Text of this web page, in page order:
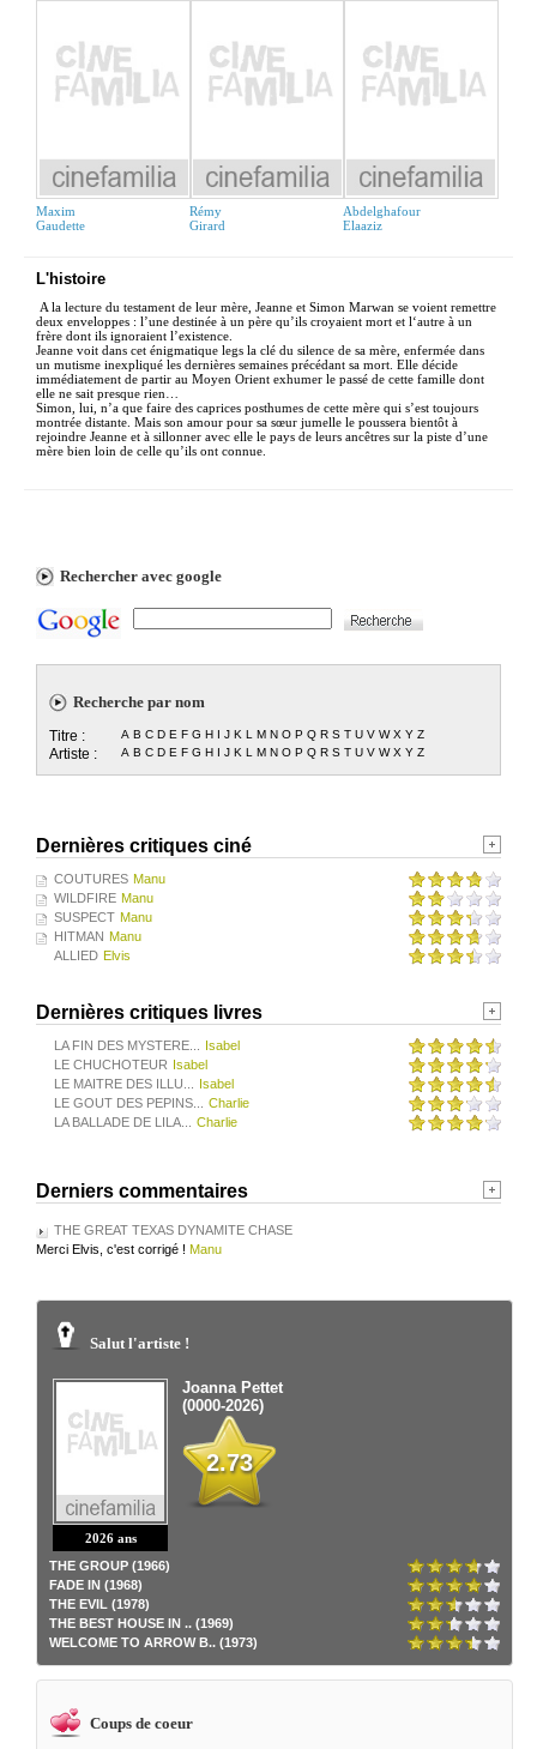
Maxim
Gaudette
Rémy
Girard
Abdelghafour
Elaaziz
L'histoire
A la lecture du testament de leur mère, Jeanne et Simon Marwan se voient remettre
deux enveloppes : l’une destinée à un père qu’ils croyaient mort et l‘autre à un
frère dont ils ignoraient l’existence.
Jeanne voit dans cet énigmatique legs la clé du silence de sa mère, enfermée dans
un mutisme inexpliqué les dernières semaines précédant sa mort. Elle décide
immédiatement de partir au Moyen Orient exhumer le passé de cette famille dont
elle ne sait presque rien…
Simon, lui, n’a que faire des caprices posthumes de cette mère qui s’est toujours
montrée distante. Mais son amour pour sa sœur jumelle le poussera bientôt à
rejoindre Jeanne et à sillonner avec elle le pays de leurs ancêtres sur la piste d’une
mère bien loin de celle qu’ils ont connue.
Rechercher avec google
Recherche par nom
Titre : A B C D E F G H I J K L M N O P Q R S T U V W X Y Z
Artiste : A B C D E F G H I J K L M N O P Q R S T U V W X Y Z
Dernières critiques ciné
COUTURES Manu
WILDFIRE Manu
SUSPECT Manu
HITMAN Manu
ALLIED Elvis
Dernières critiques livres
LA FIN DES MYSTERE...
Isabel
LE CHUCHOTEUR Isabel
LE MAITRE DES ILLU...
Isabel
LE GOUT DES PEPINS...
Charlie
LA BALLADE DE LILA...
Charlie
Derniers commentaires
THE GREAT TEXAS DYNAMITE CHASE
Merci Elvis, c'est corrigé ! Manu
Salut l'artiste !
2026 ans
Joanna Pettet
(0000-2026)
2.73
THE GROUP (1966)
FADE IN (1968)
THE EVIL (1978)
THE BEST HOUSE IN .. (1969)
WELCOME TO ARROW B.. (1973)
Coups de coeur